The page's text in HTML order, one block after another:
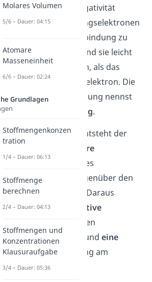
hohen Elektronegativität
ziehen die Bindungselektronen
einer Elektronenbindung zu
sich. Hierdurch sind sie leicht
negativer geladen, als das
andere Bindungselektron. Die
entstandene Bindung nennst
polare Bindung.
Im Wassermolekül entsteht der
höhere
Elektronegativität
des
Sauerstoffatoms
gegenüber den
Wasserstoffatomen. Daraus
resultierenzwei positive
Partialladungen an den
Wasserstoffatomen und eine
negativePartialladung am
Sauerstoffatom.
Molares Volumen
5/6 – Dauer: 04:15
Atomare
Masseneinheit
6/6 – Dauer: 02:24
Grundlagen
Stoffmengenkonzen
tration
1/4 – Dauer: 06:13
Stoffmenge
berechnen
2/4 – Dauer: 04:13
Stoffmengen und
Konzentrationen
Klausuraufgabe
3/4 – Dauer: 05:36